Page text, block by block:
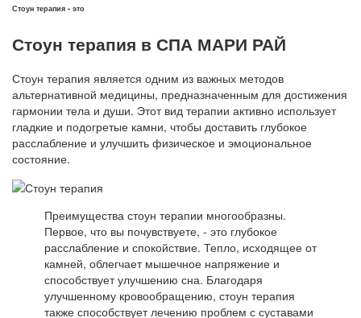
Стоун терапия - это
Стоун терапия в СПА МАРИ РАЙ
Стоун терапия является одним из важных методов
альтернативной медицины, предназначенным для достижения
гармонии тела и души. Этот вид терапии активно использует
гладкие и подогретые камни, чтобы доставить глубокое
расслабление и улучшить физическое и эмоциональное
состояние.
Преимущества стоун терапии многообразны.
Первое, что вы почувствуете, - это глубокое
расслабление и спокойствие. Тепло, исходящее от
камней, облегчает мышечное напряжение и
способствует улучшению сна. Благодаря
улучшенному кровообращению, стоун терапия
также способствует лечению проблем с суставами